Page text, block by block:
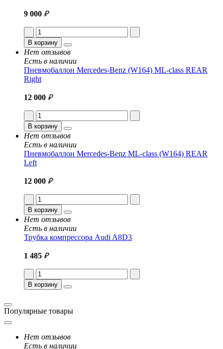
9 000 ₽
В корзину
Нет отзывов
Есть в наличии
Пневмобаллон Mercedes-Benz (W164) ML-class REAR
Right
12 000 ₽
В корзину
Нет отзывов
Есть в наличии
Пневмобаллон Mercedes-Benz ML-class (W164) REAR
Left
12 000 ₽
В корзину
Нет отзывов
Есть в наличии
Трубка компрессора Audi A8D3
1 485 ₽
В корзину
Популярные товары
Нет отзывов
Есть в наличии